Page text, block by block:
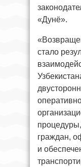
«Дунё».
стало
граждан,
и